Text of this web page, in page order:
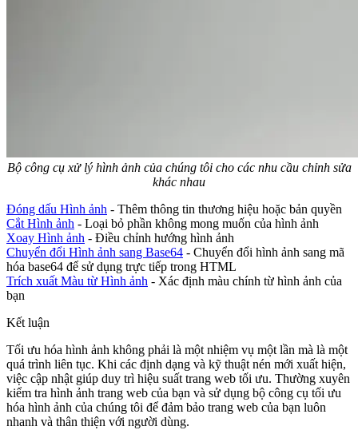
Bộ công cụ xử lý hình ảnh của chúng tôi cho các nhu cầu chỉnh sửa
khác nhau
Đóng dấu Hình ảnh - Thêm thông tin thương hiệu hoặc bản quyền
Cắt Hình ảnh - Loại bỏ phần không mong muốn của hình ảnh
Xoay Hình ảnh - Điều chỉnh hướng hình ảnh
Chuyển đổi Hình ảnh sang Base64 - Chuyển đổi hình ảnh sang mã
hóa base64 để sử dụng trực tiếp trong HTML
Trích xuất Màu từ Hình ảnh - Xác định màu chính từ hình ảnh của
bạn
Kết luận
Tối ưu hóa hình ảnh không phải là một nhiệm vụ một lần mà là một
quá trình liên tục. Khi các định dạng và kỹ thuật nén mới xuất hiện,
việc cập nhật giúp duy trì hiệu suất trang web tối ưu. Thường xuyên
kiểm tra hình ảnh trang web của bạn và sử dụng bộ công cụ tối ưu
hóa hình ảnh của chúng tôi để đảm bảo trang web của bạn luôn
nhanh và thân thiện với người dùng.